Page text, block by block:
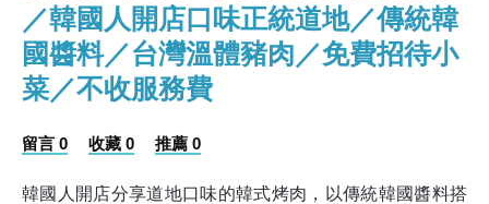
／韓國人開店口味正統道地／傳統韓
國醬料／台灣溫體豬肉／免費招待小
菜／不收服務費
留言 0 收藏 0 推薦 0
韓國人開店分享道地口味的韓式烤肉，以傳統韓國醬料搭